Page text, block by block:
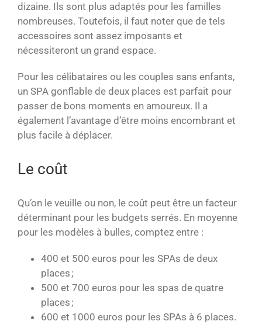
dizaine. Ils sont plus adaptés pour les familles
nombreuses. Toutefois, il faut noter que de tels
accessoires sont assez imposants et
nécessiteront un grand espace.
Pour les célibataires ou les couples sans enfants,
un SPA gonflable de deux places est parfait pour
passer de bons moments en amoureux. Il a
également l’avantage d’être moins encombrant et
plus facile à déplacer.
Le coût
Qu’on le veuille ou non, le coût peut être un facteur
déterminant pour les budgets serrés. En moyenne
pour les modèles à bulles, comptez entre :
400 et 500 euros pour les SPAs de deux
places ;
500 et 700 euros pour les spas de quatre
places ;
600 et 1000 euros pour les SPAs à 6 places.